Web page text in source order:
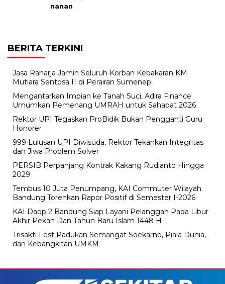
BERITA TERKINI
Jasa Raharja Jamin Seluruh Korban Kebakaran KM
Mutiara Sentosa II di Perairan Sumenep
Mengantarkan Impian ke Tanah Suci, Adira Finance
Umumkan Pemenang UMRAH untuk Sahabat 2026
Rektor UPI Tegaskan ProBidik Bukan Pengganti Guru
Honorer
999 Lulusan UPI Diwisuda, Rektor Tekankan Integritas
dan Jiwa Problem Solver
PERSIB Perpanjang Kontrak Kakang Rudianto Hingga
2029
Tembus 10 Juta Penumpang, KAI Commuter Wilayah
Bandung Torehkan Rapor Positif di Semester I-2026
KAI Daop 2 Bandung Siap Layani Pelanggan Pada Libur
Akhir Pekan Dan Tahun Baru Islam 1448 H
Trisakti Fest Padukan Semangat Soekarno, Piala Dunia,
dan Kebangkitan UMKM